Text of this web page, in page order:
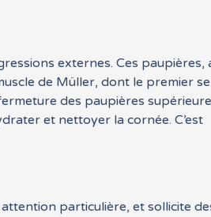
externes. Ces paupières,
de Müller, dont le premier
des paupières
et nettoyer la cornée. C’est
particulière, et sollicite